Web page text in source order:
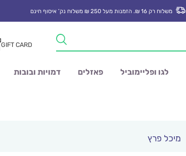
משלוח רק 16 ₪. הזמנות מעל 250 ₪ משלוח נק’ איסוף חינם
GIFT CARD
לגו ופליימוביל פאזלים דמויות ובובות
מיכל פרץ